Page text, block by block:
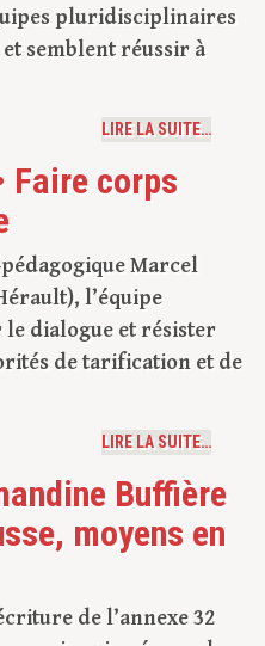
pluridisciplinaires
semblent réussir à
LIRE LA SUITE…
Faire corps
Marcel
l’équipe
dialogue et résister
de tarification et de
LIRE LA SUITE…
Buffière
moyens en
de l’annexe 32